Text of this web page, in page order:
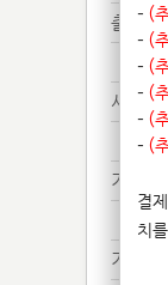
출력
서류
기타
기타
- (
- (
- (
- (
- (
- (
결
치